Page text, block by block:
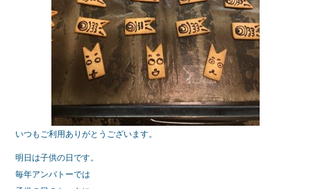
いつもご利用ありがとうございます。
明日は子供の日です。
毎年アンバトーでは